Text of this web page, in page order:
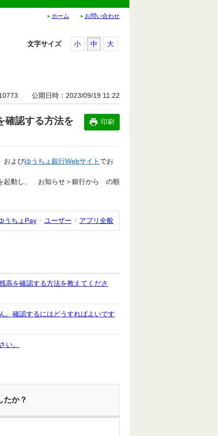
ホーム お問い合わせ
文字サイズ 小 中 大
公開日時 2023/09/19 11:22
確認する方法を 印刷
およびゆうちょ銀行Webサイト でお
起動し、 お知らせ＞銀行から の順
うちょPay ユーザー アプリ全般
高を確認する方法を教えてくださ
。確認するにはどうすればよいです
い。
たか？